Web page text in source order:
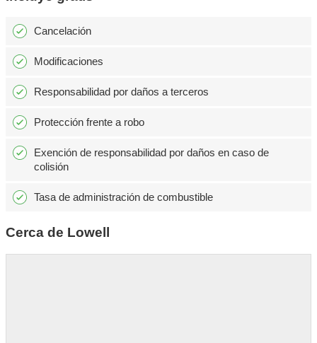
Cancelación
Modificaciones
Responsabilidad por daños a terceros
Protección frente a robo
Exención de responsabilidad por daños en caso de
colisión
Tasa de administración de combustible
Cerca de Lowell